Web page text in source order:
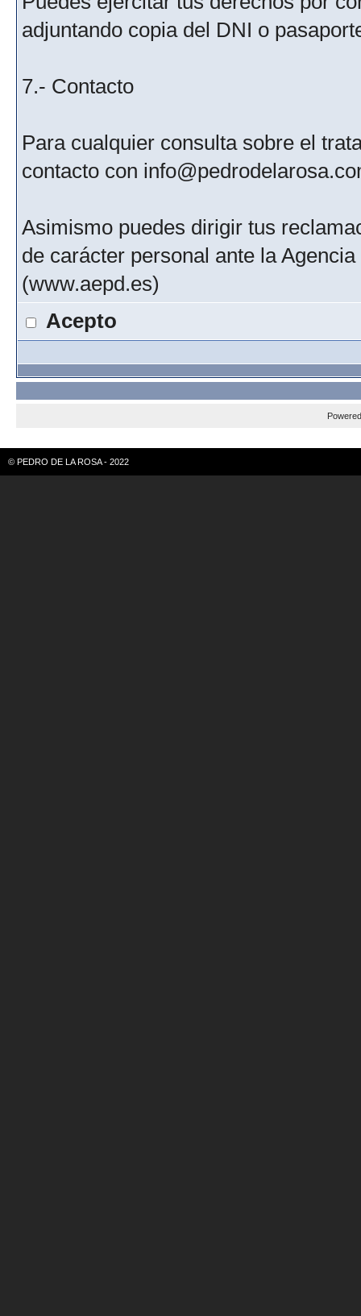
adjuntando copia del DNI o
7.- Contacto
Para cualquier consulta sobre el
contacto con
Asimismo puedes dirigir tus
de carácter personal ante la
(www.aepd.es)
Acepto
© PEDRO DE LA ROSA - 2022